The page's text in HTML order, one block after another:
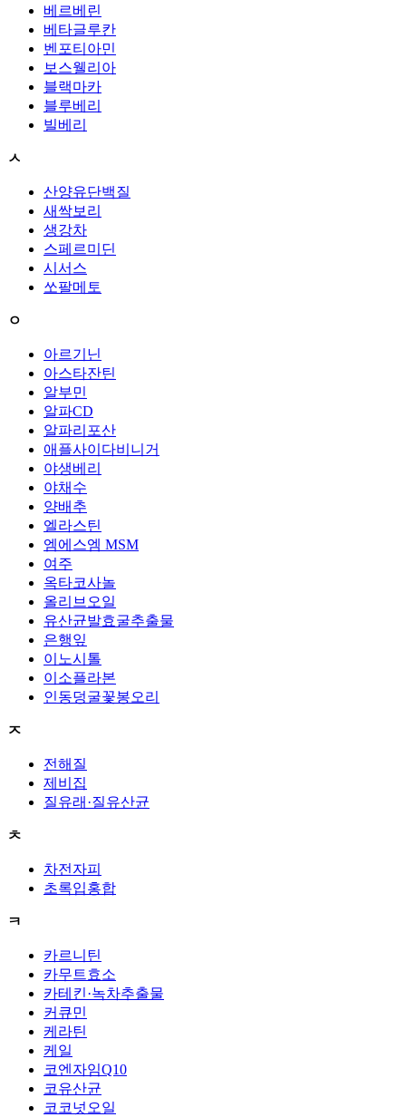
베르베린
베타글루칸
벤포티아민
보스웰리아
블랙마카
블루베리
빌베리
ㅅ
산양유단백질
새싹보리
생강차
스페르미딘
시서스
쏘팔메토
ㅇ
아르기닌
아스타잔틴
알부민
알파CD
알파리포산
애플사이다비니거
야생베리
야채수
양배추
엘라스틴
엠에스엠 MSM
여주
옥타코사놀
올리브오일
유산균발효굴추출물
은행잎
이노시톨
이소플라본
인동덩굴꽃봉오리
ㅈ
전해질
제비집
질유래·질유산균
ㅊ
차전자피
초록입홍합
ㅋ
카르니틴
카무트효소
카테킨·녹차추출물
커큐민
케라틴
케일
코엔자임Q10
코유산균
코코넛오일